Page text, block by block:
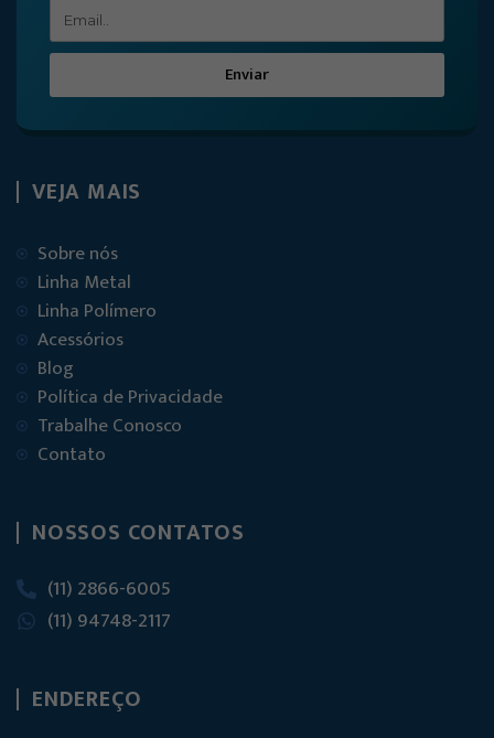
Enviar
VEJA MAIS
Sobre nós
Linha Metal
Linha Polímero
Acessórios
Blog
Política de Privacidade
Trabalhe Conosco
Contato
NOSSOS CONTATOS
(11) 2866-6005
(11) 94748-2117
ENDEREÇO